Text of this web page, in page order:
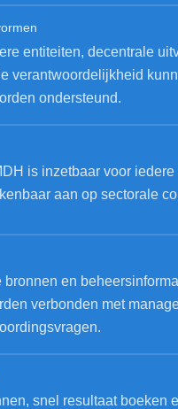
entiteiten, decentrale
verantwoordelijkheid
ondersteund.
is inzetbaar voor
aan op sectorale
bronnen en
verbonden met
snel resultaat boeken